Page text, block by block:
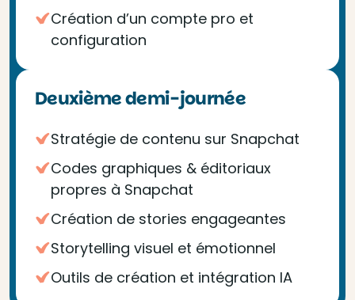
Création d’un compte pro et
configuration
Deuxième demi-journée
Stratégie de contenu sur Snapchat
Codes graphiques & éditoriaux
propres à Snapchat
Création de stories engageantes
Storytelling visuel et émotionnel
Outils de création et intégration IA